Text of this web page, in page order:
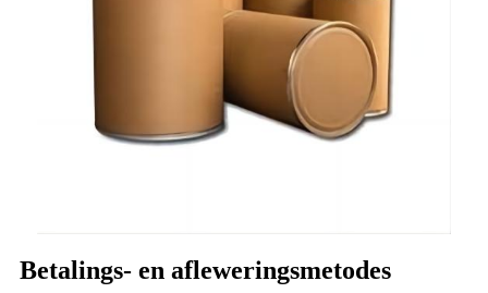
Betalings- en afleweringsmetodes